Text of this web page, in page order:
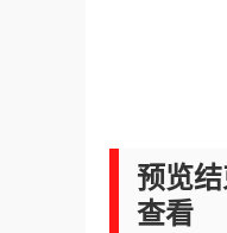
预览
查看